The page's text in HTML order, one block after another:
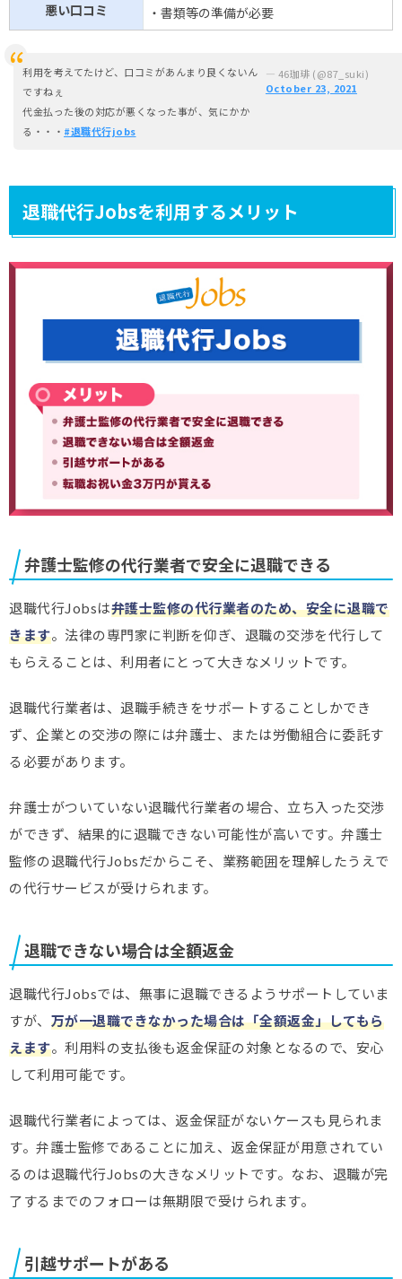
悪い口コミ
・書類等の準備が必要
利用を考えてたけど、口コミがあんまり良くないん
ですねぇ
代金払った後の対応が悪くなった事が、気にかか
る・・・ #退職代行jobs
— 46珈琲 (@87_suki)
October 23, 2021
退職代行Jobsを利用するメリット
弁護士監修の代行業者で安全に退職できる
退職代行Jobsは弁護士監修の代行業者のため、安全に退職で
きます。法律の専門家に判断を仰ぎ、退職の交渉を代行して
もらえることは、利用者にとって大きなメリットです。
退職代行業者は、退職手続きをサポートすることしかでき
ず、企業との交渉の際には弁護士、または労働組合に委託す
る必要があります。
弁護士がついていない退職代行業者の場合、立ち入った交渉
ができず、結果的に退職できない可能性が高いです。弁護士
監修の退職代行Jobsだからこそ、業務範囲を理解したうえで
の代行サービスが受けられます。
退職できない場合は全額返金
退職代行Jobsでは、無事に退職できるようサポートしていま
すが、 万が一退職できなかった場合は「全額返金」してもら
えます。利用料の支払後も返金保証の対象となるので、安心
して利用可能です。
退職代行業者によっては、返金保証がないケースも見られま
す。弁護士監修であることに加え、返金保証が用意されてい
るのは退職代行Jobsの大きなメリットです。なお、退職が完
了するまでのフォローは無期限で受けられます。
引越サポートがある